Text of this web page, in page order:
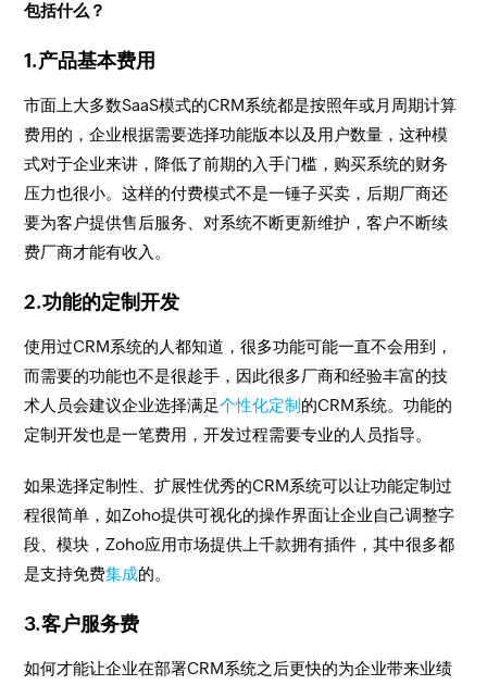
包括什么？
1.产品基本费用
市面上大多数SaaS模式的CRM系统都是按照年或月周期计算
费用的，企业根据需要选择功能版本以及用户数量，这种模
式对于企业来讲，降低了前期的入手门槛，购买系统的财务
压力也很小。这样的付费模式不是一锤子买卖，后期厂商还
要为客户提供售后服务、对系统不断更新维护，客户不断续
费厂商才能有收入。
2.功能的定制开发
使用过CRM系统的人都知道，很多功能可能一直不会用到，
而需要的功能也不是很趁手，因此很多厂商和经验丰富的技
术人员会建议企业选择满足个性化定制 的CRM系统。功能的
定制开发也是一笔费用，开发过程需要专业的人员指导。
如果选择定制性、扩展性优秀的CRM系统可以让功能定制过
程很简单，如Zoho提供可视化的操作界面让企业自己调整字
段、模块，Zoho应用市场提供上千款拥有插件，其中很多都
是支持免费集成的。
3.客户服务费
如何才能让企业在部署CRM系统之后更快的为企业带来业绩